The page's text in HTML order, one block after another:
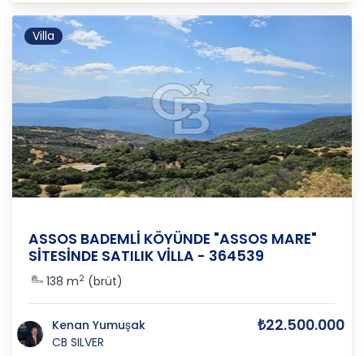
Villa
ASSOS BADEMLİ KÖYÜNDE "ASSOS MARE"
SİTESİNDE SATILIK VİLLA - 364539
138 m2 (brüt)
Kenan Yumuşak
CB SILVER
₺22.500.000